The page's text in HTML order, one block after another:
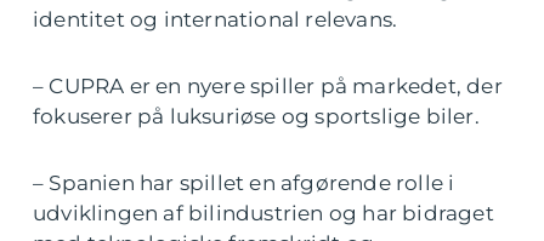
identitet og international relevans.
– CUPRA er en nyere spiller på markedet, der
fokuserer på luksuriøse og sportslige biler.
– Spanien har spillet en afgørende rolle i
udviklingen af bilindustrien og har bidraget